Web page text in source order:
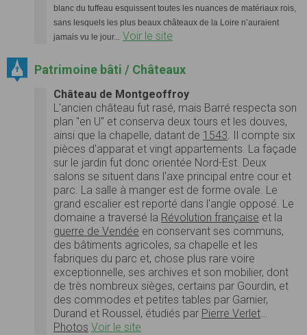
blanc du tuffeau esquissent toutes les nuances de matériaux rois,
sans lesquels les plus beaux châteaux de la Loire n’auraient
jamais vu le jour... Voir le site
Patrimoine bâti / Châteaux
Château de Montgeoffroy
L'ancien château fut rasé, mais Barré respecta son
plan "en U" et conserva deux tours et les douves,
ainsi que la chapelle, datant de 1543. Il compte six
pièces d'apparat et vingt appartements. La façade
sur le jardin fut donc orientée Nord-Est. Deux
salons se situent dans l'axe principal entre cour et
parc. La salle à manger est de forme ovale. Le
grand escalier est reporté dans l'angle opposé. Le
domaine a traversé la Révolution française et la
guerre de Vendée en conservant ses communs,
des bâtiments agricoles, sa chapelle et les
fabriques du parc et, chose plus rare voire
exceptionnelle, ses archives et son mobilier, dont
de très nombreux sièges, certains par Gourdin, et
des commodes et petites tables par Garnier,
Durand et Roussel, étudiés par Pierre Verlet…
Photos Voir le site